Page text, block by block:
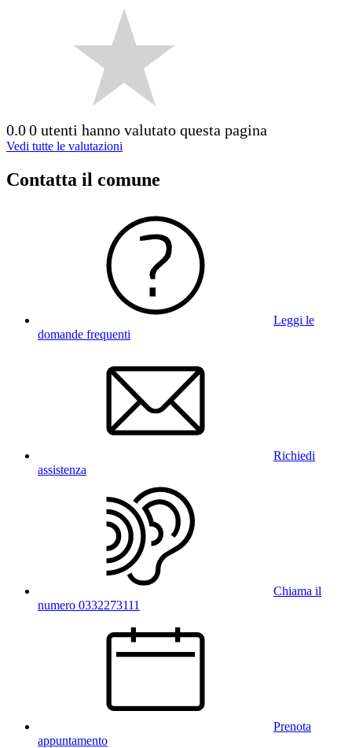
0.00 utenti hanno valutato questa pagina
Vedi tutte le valutazioni
Contatta il comune
Leggi le
domande frequenti
Richiedi
assistenza
Chiama il
numero 0332273111
Prenota
appuntamento